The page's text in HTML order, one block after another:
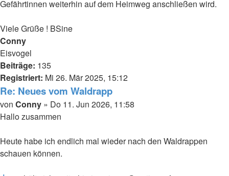
Gefährtinnen weiterhin auf dem Heimweg anschließen wird.
Viele Grüße ! BSine
Nach
oben
Conny
Eisvogel
Beiträge: 135
Registriert: Mi 26. Mär 2025, 15:12
Re: Neues vom Waldrapp
Beitrag
von Conny » Do 11. Jun 2026, 11:58
Hallo zusammen
Heute habe ich endlich mal wieder nach den Waldrappen
schauen können.